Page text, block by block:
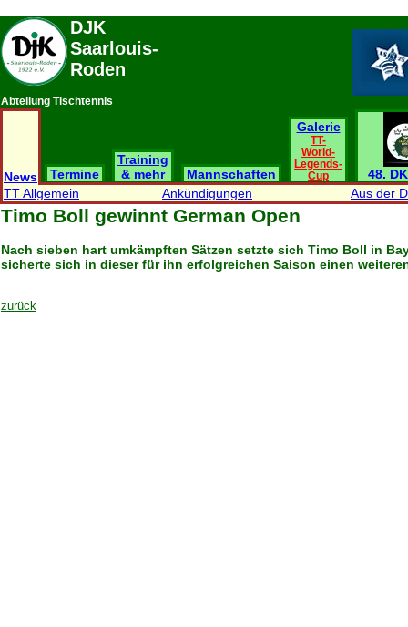
DJK
Saarlouis-
Roden
Abteilung Tischtennis
News Termine
Training
& mehr
Mannschaften
Galerie
TT-
World-
Legends-
Cup
48.
TT Allgemein
Ankündigungen Aus der
Timo Boll gewinnt German Open
Nach sieben hart umkämpften Sätzen setzte sich Timo Boll in
sicherte sich in dieser für ihn erfolgreichen Saison einen
zurück